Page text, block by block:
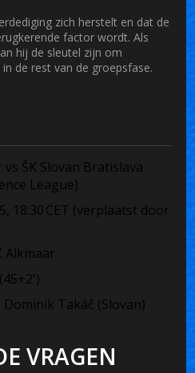
zich herstelt en dat de
factor wordt. Als
hij de sleutel zijn om
de rest van de groepsfase.
ŠK Slovan Bratislava
League)
18:30 CET (verplaatst door
Alkmaar
Takáč (Slovan)
VRAGEN